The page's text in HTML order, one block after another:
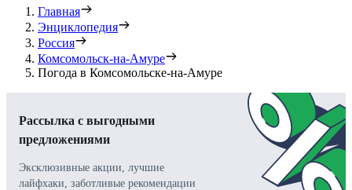
Главная
Энциклопедия
Россия
Комсомольск-на-Амуре
Погода в Комсомольске-на-Амуре
Рассылка с выгодными
предложениями
Эксклюзивные акции, лучшие
лайфхаки, заботливые рекомендации